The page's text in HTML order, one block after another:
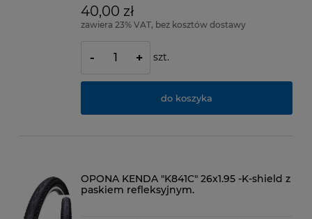
40,00 zł
zawiera 23% VAT, bez kosztów dostawy
- + szt.
do koszyka
OPONA KENDA "K841C" 26x1.95 -K-shield z
paskiem refleksyjnym.